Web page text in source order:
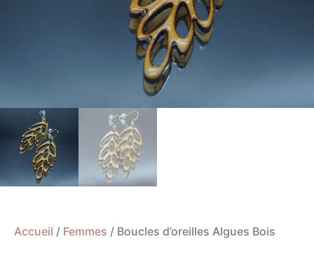
Accueil / Femmes / Boucles d’oreilles Algues Bois